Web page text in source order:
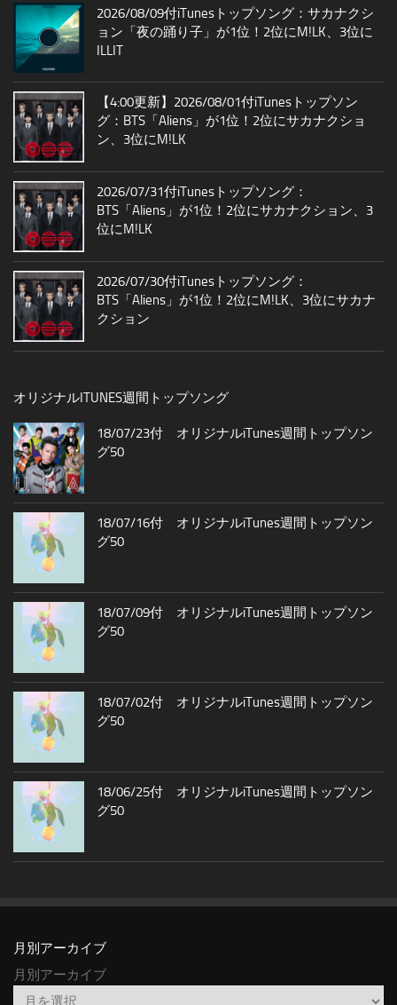
2026/08/09付iTunesトップソング：サカナクシ
ョン「夜の踊り子」が1位！2位にM!LK、3位に
ILLIT
【4:00更新】2026/08/01付iTunesトップソン
グ：BTS「Aliens」が1位！2位にサカナクショ
ン、3位にM!LK
2026/07/31付iTunesトップソング：
BTS「Aliens」が1位！2位にサカナクション、3
位にM!LK
2026/07/30付iTunesトップソング：
BTS「Aliens」が1位！2位にM!LK、3位にサカナ
クション
オリジナルITUNES週間トップソング
18/07/23付 オリジナルiTunes週間トップソン
グ50
18/07/16付 オリジナルiTunes週間トップソン
グ50
18/07/09付 オリジナルiTunes週間トップソン
グ50
18/07/02付 オリジナルiTunes週間トップソン
グ50
18/06/25付 オリジナルiTunes週間トップソン
グ50
月別アーカイブ
月別アーカイブ